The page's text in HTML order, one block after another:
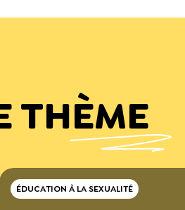
THÈME
ÉDUCATION À LA SEXUALITÉ